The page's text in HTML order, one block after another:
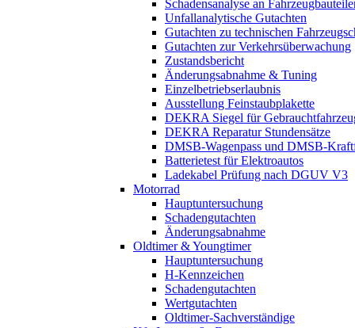
Schadensanalyse an
Unfallanalytische Gutachten
Gutachten zu technischen
Gutachten zur Verkehrsüberwachung
Zustandsbericht
Änderungsabnahme & Tuning
Einzelbetriebserlaubnis
Ausstellung Feinstaubplakette
DEKRA Siegel für
DEKRA Reparatur Stundensätze
DMSB-Wagenpass und DMSB-
Batterietest für Elektroautos
Ladekabel Prüfung nach DGUV V3
Motorrad
Hauptuntersuchung
Schadengutachten
Änderungsabnahme
Oldtimer & Youngtimer
Hauptuntersuchung
H-Kennzeichen
Schadengutachten
Wertgutachten
Oldtimer-Sachverständige